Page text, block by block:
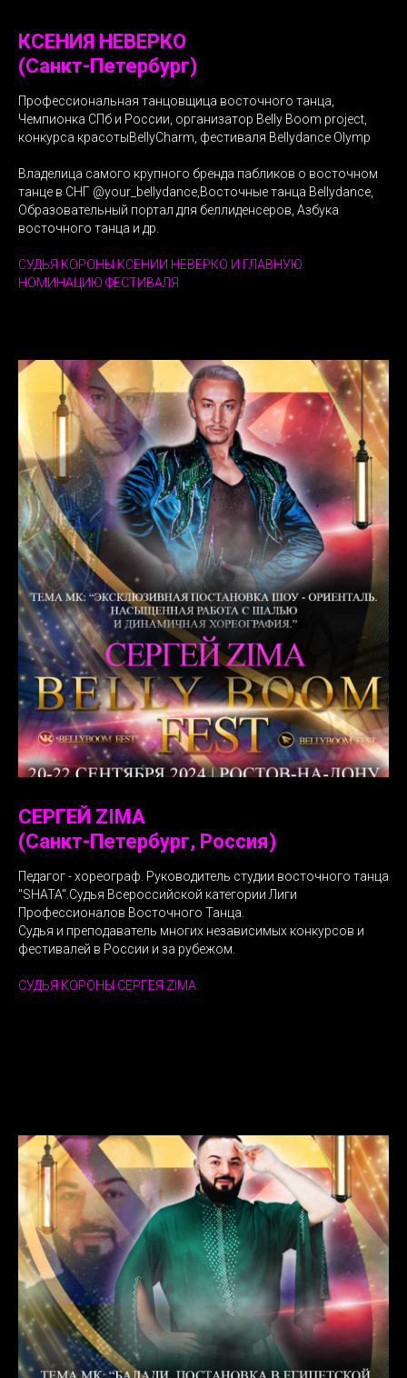
КСЕНИЯ НЕВЕРКО
(Санкт-Петербург)
Профессиональная танцовщица восточного танца,
Чемпионка СПб и России, организатор Belly Boom project,
конкурса красотыBellyCharm, фестиваля Bellydance Olymp
Владелица самого крупного бренда пабликов о восточном
танце в СНГ @your_bellydance,Восточные танца Bellydance,
Образовательный портал для беллиденсеров, Азбука
восточного танца и др.
СУДЬЯ КОРОНЫ КСЕНИИ НЕВЕРКО И ГЛАВНУЮ
НОМИНАЦИЮ ФЕСТИВАЛЯ
СЕРГЕЙ ZIMA
(Санкт-Петербург, Россия)
Педагог - хореограф. Руководитель студии восточного танца
"SHATA".Судья Всероссийской категории Лиги
Профессионалов Восточного Танца.
Судья и преподаватель многих независимых конкурсов и
фестивалей в России и за рубежом.
СУДЬЯ КОРОНЫ СЕРГЕЯ ZIMA